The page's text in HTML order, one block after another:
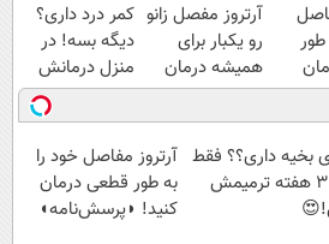
طور
آرتروز مفصل زانو
رو یکبار برای
همیشه درمان
کن!
◗پرسش‌نامه◖
کمر درد داری؟
دیگه بسه! در
منزل درمانش
کن
(◀پرسش‌نامه)
بخیه داری؟؟ فقط
در 3 هفته ترمیمش
آرتروز مفاصل خود را
به طور قطعی درمان
کنید! ◗پرسش‌نامه◖